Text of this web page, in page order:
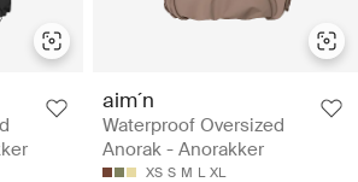
aim´n
Waterproof Oversized
Anorak - Anorakker
XS S M L XL